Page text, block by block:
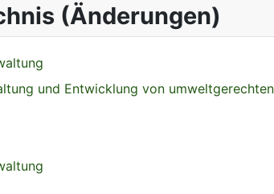
(Änderungen)
und Entwicklung von